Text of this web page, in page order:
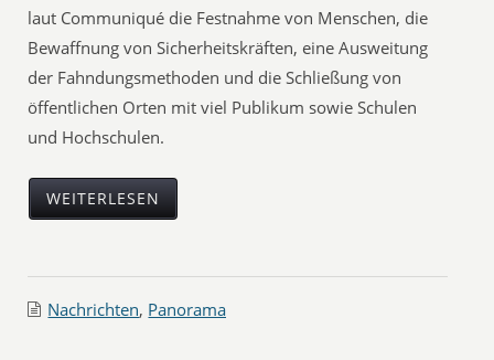
laut Communiqué die Festnahme von Menschen, die
Bewaffnung von Sicherheitskräften, eine Ausweitung
der Fahndungsmethoden und die Schließung von
öffentlichen Orten mit viel Publikum sowie Schulen
und Hochschulen.
WEITERLESEN
Nachrichten, Panorama